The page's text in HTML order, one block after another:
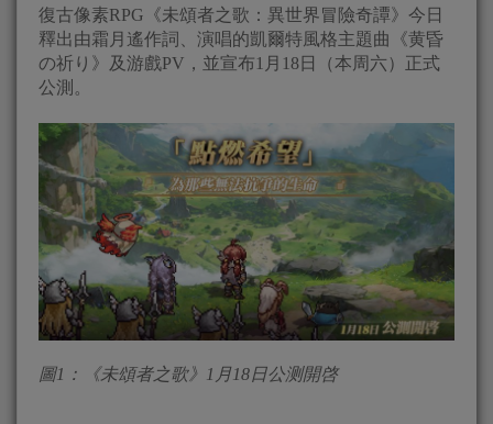
復古像素RPG《未頌者之歌：異世界冒險奇譚》今日
釋出由霜月遙作詞、演唱的凱爾特風格主題曲《黄昏
の祈り》及游戲PV，並宣布1月18日（本周六）正式
公測。
圖1 ：《未頌者之歌》 1 月18日公测開啓